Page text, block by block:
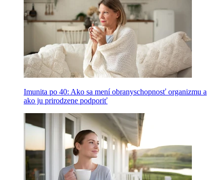
Imunita po 40: Ako sa mení obranyschopnosť organizmu a
ako ju prirodzene podporiť